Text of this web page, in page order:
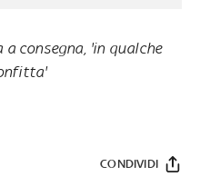
consegna, 'in qualche
CONDIVIDI